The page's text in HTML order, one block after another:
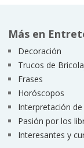
Más en
Decoración
Trucos de
Frases
Horóscopos
Interpretación
Pasión por los
Interesantes y